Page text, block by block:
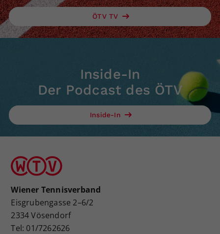
ÖTV TV
Inside-In
Der Podcast des ÖTV
Inside-In
Wiener Tennisverband
Eisgrubengasse 2–6/2
2334 Vösendorf
Tel: 01/7262626